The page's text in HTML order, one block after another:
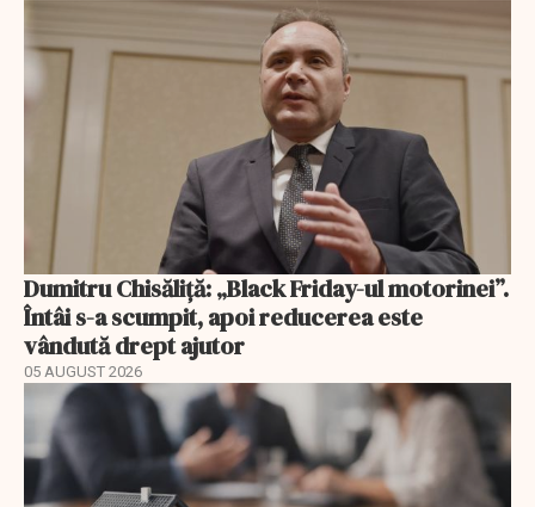
Dumitru Chisăliță: „Black Friday-ul motorinei”.
Întâi s-a scumpit, apoi reducerea este
vândută drept ajutor
05 AUGUST 2026